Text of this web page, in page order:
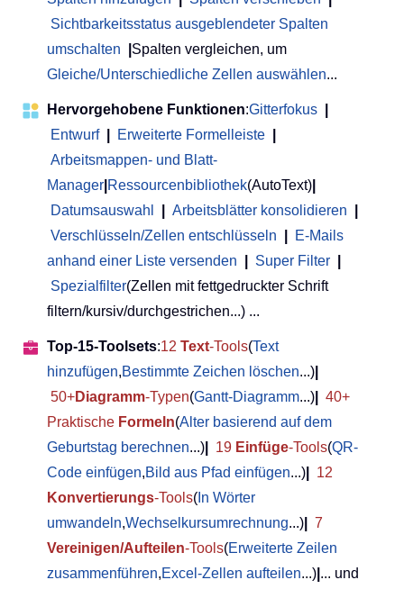
Sichtbarkeitsstatus ausgeblendeter Spalten
umschalten
Spalten vergleichen, um
Gleiche/Unterschiedliche Zellen auswählen...
Hervorgehobene Funktionen:Gitterfokus
Entwurf
Erweiterte Formelleiste
Arbeitsmappen- und Blatt-
Manager Ressourcenbibliothek(AutoText)
Datumsauswahl
Arbeitsblätter konsolidieren
Verschlüsseln/Zellen entschlüsseln
E-Mails
anhand einer Liste versenden
Super Filter
Spezialfilter(Zellen mit fettgedruckter Schrift
filtern/kursiv/durchgestrichen...) ...
Top-15-Toolsets:12 Text-Tools(Text
hinzufügen,Bestimmte Zeichen löschen...)
50+Diagramm-Typen(Gantt-Diagramm...)
40+
Praktische Formeln(Alter basierend auf dem
Geburtstag berechnen...) 19 Einfüge-Tools(QR-
Code einfügen,Bild aus Pfad einfügen...)
12
Konvertierungs-Tools( In Wörter
umwandeln,Wechselkursumrechnung...)
7
Vereinigen/Aufteilen-Tools(Erweiterte Zeilen
zusammenführen,Excel-Zellen aufteilen...) ... und